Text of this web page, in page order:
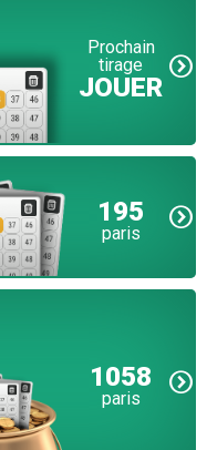
Prochain
tirage
JOUER
195
paris
1058
paris